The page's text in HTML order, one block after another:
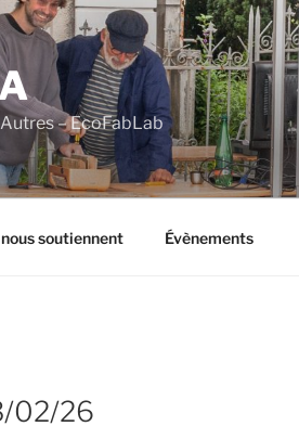
– EcoFabLab
soutiennent Évènements
02/26